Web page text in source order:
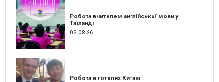
Робота вчителем англійської мови у
Таїланді
02.08.26
Робота в готелях Китаю